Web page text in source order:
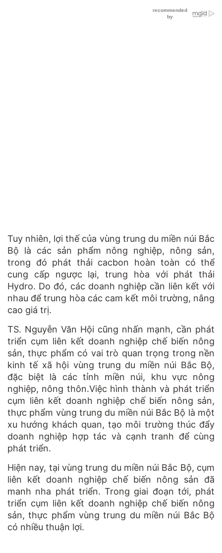
Tuy nhiên, lợi thế của vùng trung du miền núi Bắc
Bộ là các sản phẩm nông nghiệp, nông sản,
trong đó phát thải cacbon hoàn toàn có thể
cung cấp ngược lại, trung hòa với phát thải
Hydro. Do đó, các doanh nghiệp cần liên kết với
nhau để trung hòa các cam kết môi trường, nâng
cao giá trị.
TS. Nguyễn Văn Hội cũng nhấn mạnh, cần phát
triển cụm liên kết doanh nghiệp chế biến nông
sản, thực phẩm có vai trò quan trọng trong nền
kinh tế xã hội vùng trung du miền núi Bắc Bộ,
đặc biệt là các tỉnh miền núi, khu vực nông
nghiệp, nông thôn.Việc hình thành và phát triển
cụm liên kết doanh nghiệp chế biến nông sản,
thực phẩm vùng trung du miền núi Bắc Bộ là một
xu hướng khách quan, tạo môi trường thúc đẩy
doanh nghiệp hợp tác và cạnh tranh để cùng
phát triển.
Hiện nay, tại vùng trung du miền núi Bắc Bộ, cụm
liên kết doanh nghiệp chế biến nông sản đã
manh nha phát triển. Trong giai đoạn tới, phát
triển cụm liên kết doanh nghiệp chế biến nông
sản, thực phẩm vùng trung du miền núi Bắc Bộ
có nhiều thuận lợi.